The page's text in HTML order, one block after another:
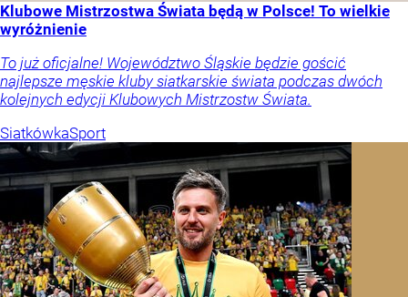
Klubowe Mistrzostwa Świata będą w Polsce! To wielkie
wyróżnienie
To już oficjalne! Województwo Śląskie będzie gościć
najlepsze męskie kluby siatkarskie świata podczas dwóch
kolejnych edycji Klubowych Mistrzostw Świata.
SiatkówkaSport